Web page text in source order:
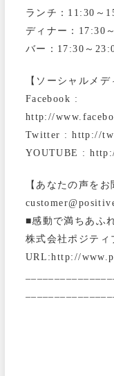
ランチ：11:30～
ディナー：17:30
バー：17:30～
【ソーシャルメ
Facebook :
http://
Twitter : http://
YOUTUBE :
【あなたの声を
■感動で満ちあふ
株式会社ポジティ
URL:http://